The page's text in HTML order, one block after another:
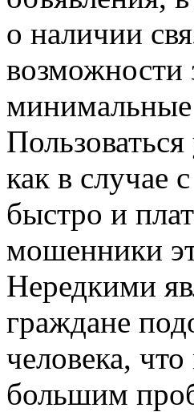
о наличии
возможности
минимальные
как в случае
быстро и
мошенники
Нередкими
граждане
человека,
большим